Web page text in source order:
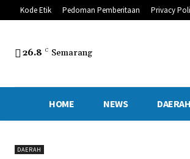
Kode Etik Pedoman Pemberitaan Privacy
26.8 C Semarang
HOME NEWS DAERAH
DAERAH